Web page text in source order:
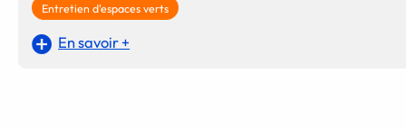
Entretien d'espaces verts
En savoir +